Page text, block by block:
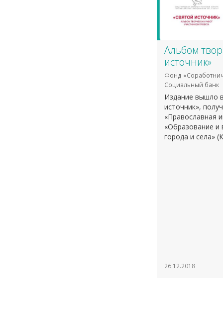
Альбом
источник»
Фонд
Социальный банк
Издание вышло
источник»,
«Православная
«Образование и
города и села»
26.12.2018